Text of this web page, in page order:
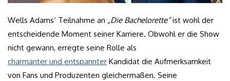
Wells Adams‘ Teilnahme an „Die Bachelorette“ist wohl der
entscheidende Moment seiner Karriere. Obwohl er die Show
nicht gewann, erregte seine Rolle als
charmanter und entspannter Kandidat die Aufmerksamkeit
von Fans und Produzenten gleichermaßen. Seine